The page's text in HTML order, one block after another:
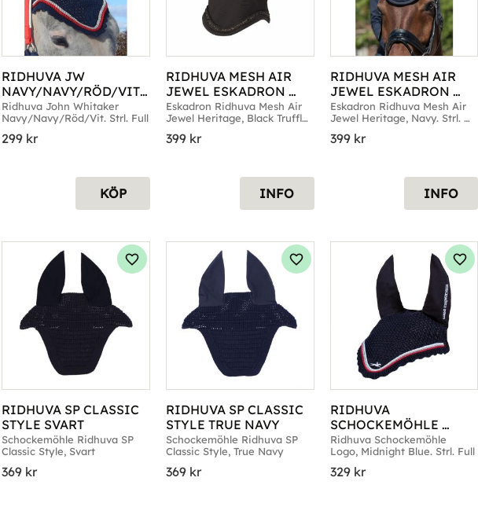
RIDHUVA JW
NAVY/NAVY/RÖD/VIT
FULL
Ridhuva John Whitaker
Navy/Navy/Röd/Vit. Strl. Full
299 kr
KÖP
RIDHUVA MESH AIR
JEWEL ESKADRON
HERITAGE BLACK
TRUFFLE
Eskadron Ridhuva Mesh Air
Jewel Heritage, Black Truffle,
399kr
INFO
RIDHUVA MESH AIR
JEWEL ESKADRON
HERITAGE NAVY FULL
Eskadron Ridhuva Mesh Air
Jewel Heritage, Navy. Strl.
399kr
INFO
RIDHUVA SP CLASSIC
STYLE SVART
Schockemöhle Ridhuva SP
Classic Style, Svart
369 kr
Lägg till i favoriter
RIDHUVA SP CLASSIC
STYLE TRUE NAVY
Schockemöhle Ridhuva SP
Classic Style, True Navy
369kr
Lägg till i favoriter
RIDHUVA
SCHOCKEMÖHLE
LOGO MID.BLUE FULL
Ridhuva Schockemöhle
Logo, Midnight Blue. Strl. Full
329kr